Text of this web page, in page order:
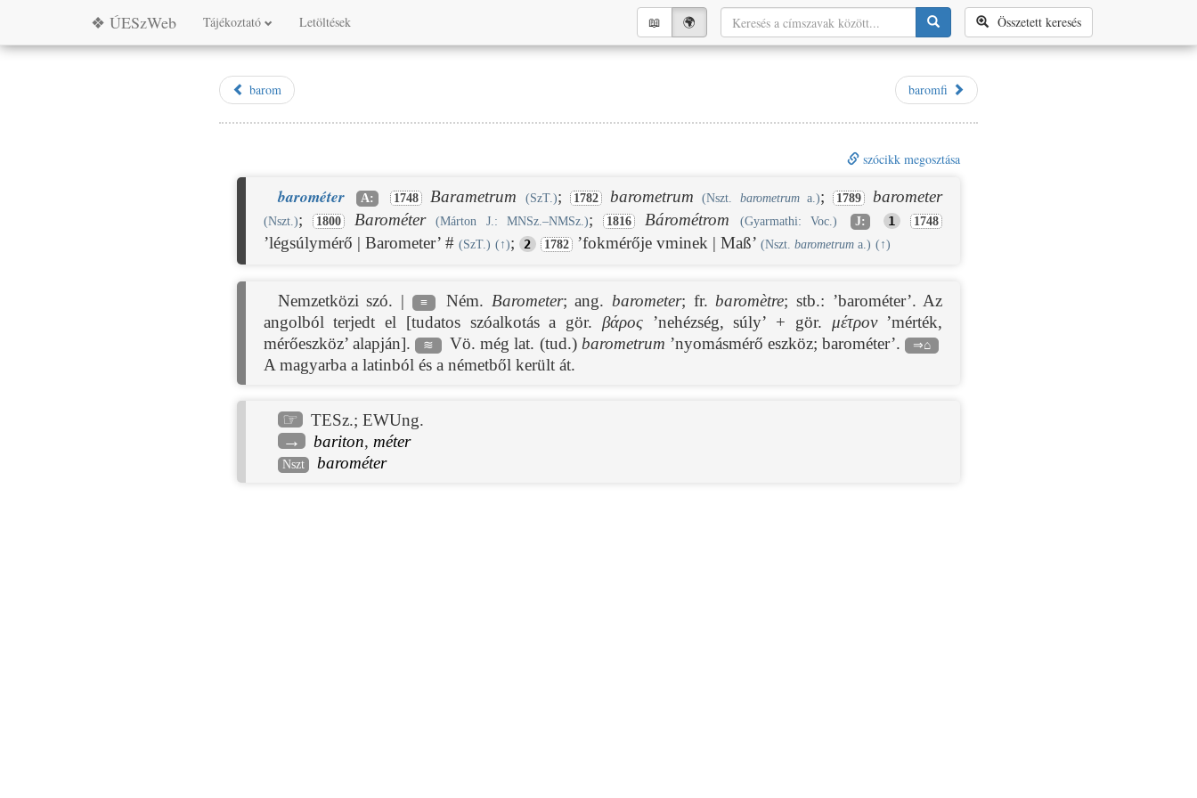
❖ ÚESzWeb Tájékoztató Letöltések Összetett keresés
📖︎ 🌍︎
barom baromfi
szócikk megosztása
barométer A: 1748 Barametrum (SzT.); 1782 barometrum (Nszt. barometruma.); 1789 barometer
(Nszt.); 1800 Barométer (Márton J.: MNSz.–NMSz.); 1816 Bárométrom (Gyarmathi: Voc.) J: 1 1748
’légsúlymérő | Barometer’ # (SzT.) ( ↑); 2 1782 ’fokmérője vminek | Maß’ (Nszt. barometruma.) ( ↑)
Nemzetközi szó. | ≡ Ném. Barometer; ang.barometer; fr.baromètre; stb.: ’barométer’. Az
angolból terjedt el [tudatos szóalkotás a gör. βάρος’nehézség, súly’ + gör. μέτρον’mérték,
mérőeszköz’ alapján].
≋ Vö. még lat. (tud.) barometrum ’nyomásmérő eszköz; barométer’. ⇒⌂
A magyarba a latinból és a németből került át.
☞ TESz.; EWUng.
→ bariton, méter
Nszt barométer